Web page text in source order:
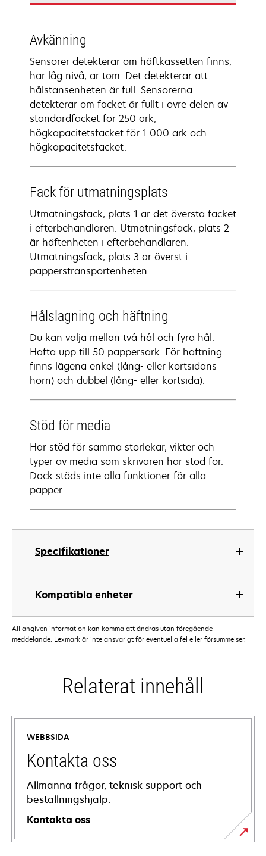
Specifikationer
Kompatibla enheter
Avkänning
Sensorer detekterar om häftkassetten finns,
har låg nivå, är tom. Det detekterar att
hålstansenheten är full. Sensorerna
detekterar om facket är fullt i övre delen av
standardfacket för 250 ark,
högkapacitetsfacket för 1 000 ark och
högkapacitetsfacket.
Fack för utmatningsplats
Utmatningsfack, plats 1 är det översta facket
i efterbehandlaren. Utmatningsfack, plats 2
är häftenheten i efterbehandlaren.
Utmatningsfack, plats 3 är överst i
papperstransportenheten.
Hålslagning och häftning
Du kan välja mellan två hål och fyra hål.
Häfta upp till 50 pappersark. För häftning
finns lägena enkel (lång- eller kortsidans
hörn) och dubbel (lång- eller kortsida).
Stöd för media
Har stöd för samma storlekar, vikter och
typer av media som skrivaren har stöd för.
Dock stöds inte alla funktioner för alla
papper.
All angiven information kan komma att ändras utan föregående
meddelande. Lexmark är inte ansvarigt för eventuella fel eller försummelser.
Relaterat innehåll
WEBBSIDA
Kontakta oss
Allmänna frågor, teknisk support och
beställningshjälp.
Kontakta oss